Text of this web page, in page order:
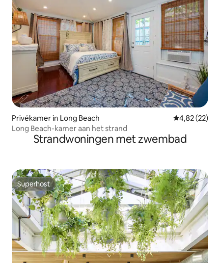
Privékamer in Long Beach Gemiddelde
4,82 (22)
Long Beach-kamer aan het strand
Strandwoningen met zwembad
Superhost
Superhost